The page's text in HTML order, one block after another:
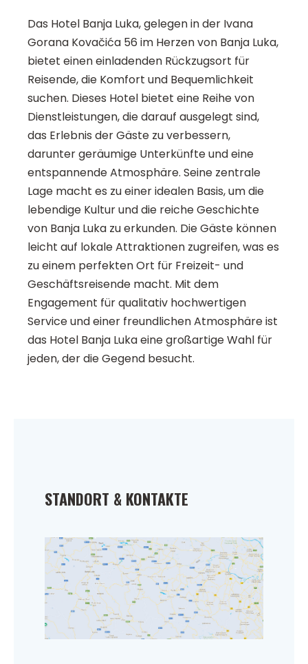
Das Hotel Banja Luka, gelegen in der Ivana
Gorana Kovačića 56 im Herzen von Banja Luka,
bietet einen einladenden Rückzugsort für
Reisende, die Komfort und Bequemlichkeit
suchen. Dieses Hotel bietet eine Reihe von
Dienstleistungen, die darauf ausgelegt sind,
das Erlebnis der Gäste zu verbessern,
darunter geräumige Unterkünfte und eine
entspannende Atmosphäre. Seine zentrale
Lage macht es zu einer idealen Basis, um die
lebendige Kultur und die reiche Geschichte
von Banja Luka zu erkunden. Die Gäste können
leicht auf lokale Attraktionen zugreifen, was es
zu einem perfekten Ort für Freizeit- und
Geschäftsreisende macht. Mit dem
Engagement für qualitativ hochwertigen
Service und einer freundlichen Atmosphäre ist
das Hotel Banja Luka eine großartige Wahl für
jeden, der die Gegend besucht.
STANDORT & KONTAKTE